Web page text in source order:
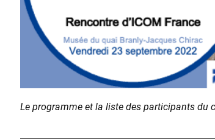
Le programme et la liste des participants du